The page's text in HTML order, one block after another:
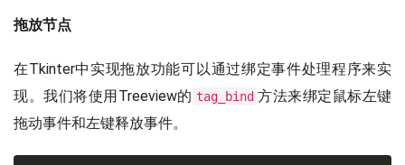
拖放节点
在Tkinter中实现拖放功能可以通过绑定事件处理程序来实
现。我们将使用Treeview的 tag_bind 方法来绑定鼠标左键
拖动事件和左键释放事件。